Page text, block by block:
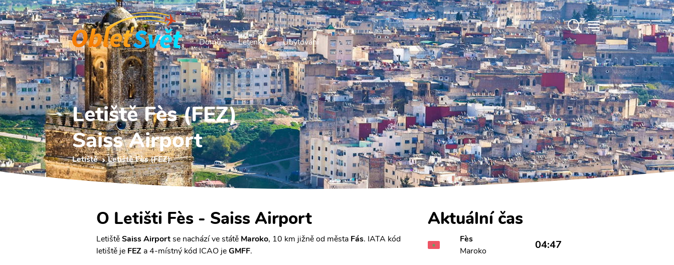
Domů Letenky Ubytování
Letiště Fès (FEZ)
Saiss Airport
Letiště Letiště Fès (FEZ)
O Letišti Fès - Saiss Airport
LetištěSaiss Airportse nachází ve státě Maroko, 10 km jižně od města Fás. IATA kód
letiště je FEZ a 4-místný kód ICAO jeGMFF.
Aktuální čas
Fès
Maroko
04:47